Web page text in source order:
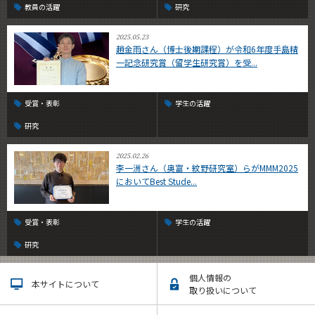
教員の活躍 研究
2025.05.23
趙金雨さん（博士後期課程）が令和6年度手島精
一記念研究賞（留学生研究賞）を受...
受賞・表彰 学生の活躍
研究
2025.02.26
李一洲さん（奥富・紋野研究室）らがMMM2025
においてBest Stude...
受賞・表彰 学生の活躍
研究
本サイトについて
個人情報の
取り扱いについて